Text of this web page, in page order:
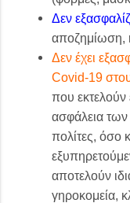
Δεν
αποζημίωση,
Δεν έχει
Covid-19
που εκτελούν
ασφάλεια των
πολίτες, όσο
αποτελούν
γηροκομεία,